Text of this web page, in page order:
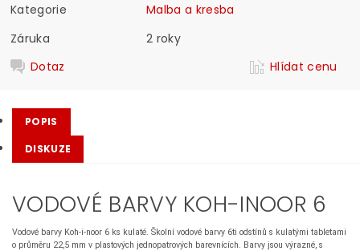
Kategorie
Malba a kresba
Záruka
2 roky
Dotaz
Hlídat cenu
POPIS
DISKUZE
VODOVÉ BARVY KOH-INOOR 6
Vodové barvy Koh-i-noor 6 ks kulaté. Školní vodové barvy 6ti odstínů s kulatými tabletami
o průměru 22,5 mm v plastových jednopatrových barevnících. Barvy jsou výrazné, s